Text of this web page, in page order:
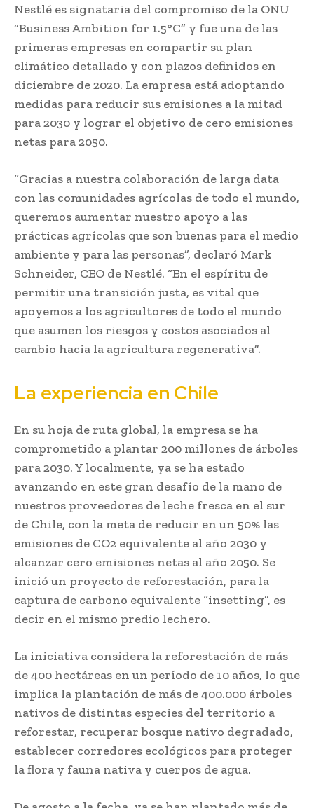
Nestlé es signataria del compromiso de la ONU
“Business Ambition for 1.5°C” y fue una de las
primeras empresas en compartir su plan
climático detallado y con plazos definidos en
diciembre de 2020. La empresa está adoptando
medidas para reducir sus emisiones a la mitad
para 2030 y lograr el objetivo de cero emisiones
netas para 2050.
“Gracias a nuestra colaboración de larga data
con las comunidades agrícolas de todo el mundo,
queremos aumentar nuestro apoyo a las
prácticas agrícolas que son buenas para el medio
ambiente y para las personas”, declaró Mark
Schneider, CEO de Nestlé. “En el espíritu de
permitir una transición justa, es vital que
apoyemos a los agricultores de todo el mundo
que asumen los riesgos y costos asociados al
cambio hacia la agricultura regenerativa”.
La experiencia en Chile
En su hoja de ruta global, la empresa se ha
comprometido a plantar 200 millones de árboles
para 2030. Y localmente, ya se ha estado
avanzando en este gran desafío de la mano de
nuestros proveedores de leche fresca en el sur
de Chile, con la meta de reducir en un 50% las
emisiones de CO2 equivalente al año 2030 y
alcanzar cero emisiones netas al año 2050. Se
inició un proyecto de reforestación, para la
captura de carbono equivalente “insetting”, es
decir en el mismo predio lechero.
La iniciativa considera la reforestación de más
de 400 hectáreas en un período de 10 años, lo que
implica la plantación de más de 400.000 árboles
nativos de distintas especies del territorio a
reforestar, recuperar bosque nativo degradado,
establecer corredores ecológicos para proteger
la flora y fauna nativa y cuerpos de agua.